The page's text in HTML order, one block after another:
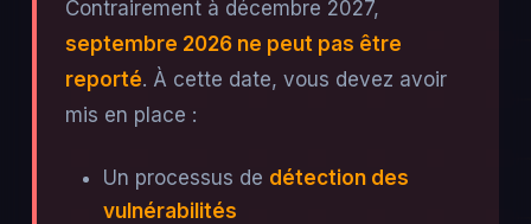
Contrairement à décembre 2027,
septembre 2026 ne peut pas être
reporté. À cette date, vous devez avoir
mis en place :
Un processus de détection des
vulnérabilités